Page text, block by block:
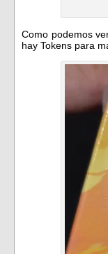
Como podemos
hay Tokens para